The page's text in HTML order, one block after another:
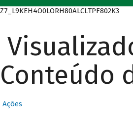
Z7_L9KEH4O0LORH80ALCLTPF802K3
Conteúdo
Ações